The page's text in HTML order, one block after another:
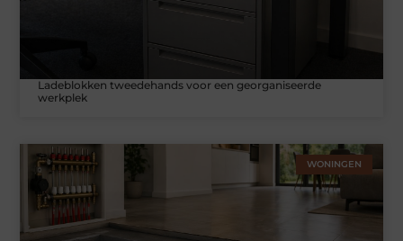
Ladeblokken tweedehands voor een georganiseerde
werkplek
WONINGEN